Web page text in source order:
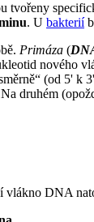
tvořeny
. U bakterií
Primáza (
nového
(od 5' k
druhém
DNA